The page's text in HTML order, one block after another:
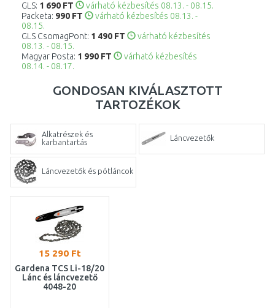
GLS: 1 690 FT
várható kézbesítés 08.13. - 08.15.
Packeta: 990 FT
várható kézbesítés 08.13. -
08.15.
GLS CsomagPont: 1 490 FT
várható kézbesítés
08.13. - 08.15.
Magyar Posta: 1 990 FT
várható kézbesítés
08.14. - 08.17.
GONDOSAN KIVÁLASZTOTT
TARTOZÉKOK
Alkatrészek és
karbantartás
Láncvezetők
Láncvezetők és pótláncok
15 290 Ft
Gardena TCS Li-18/20
Lánc és láncvezető
4048-20